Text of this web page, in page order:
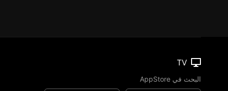
TV
البحث في AppStore